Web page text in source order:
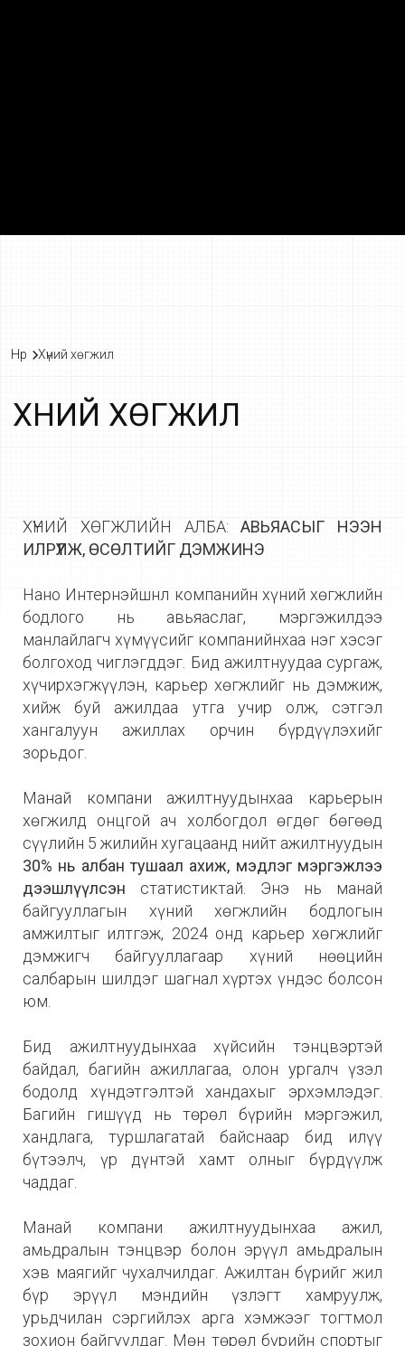
Нүүр Хүний хөгжил
ХНИЙ ХӨГЖИЛ
ХҮНИЙ ХӨГЖЛИЙН АЛБА:АВЬЯАСЫГ НЭЭН
ИЛРҮҮЛЖ, ӨСӨЛТИЙГ ДЭМЖИНЭ
Нано Интернэйшнл компанийн хүний хөгжлийн
бодлого нь авьяаслаг, мэргэжилдээ
манлайлагч хүмүүсийг компанийнхаа нэг хэсэг
болгоход чиглэгддэг. Бид ажилтнуудаа сургаж,
хүчирхэгжүүлэн, карьер хөгжлийг нь дэмжиж,
хийж буй ажилдаа утга учир олж, сэтгэл
хангалуун ажиллах орчин бүрдүүлэхийг
зорьдог.
Манай компани ажилтнуудынхаа карьерын
хөгжилд онцгой ач холбогдол өгдөг бөгөөд
сүүлийн 5 жилийн хугацаанд нийт ажилтнуудын
30% нь албан тушаал ахиж, мэдлэг мэргэжлээ
дээшлүүлсэн статистиктай. Энэ нь манай
байгууллагын хүний хөгжлийн бодлогын
амжилтыг илтгэж, 2024 онд карьер хөгжлийг
дэмжигч байгууллагаар хүний нөөцийн
салбарын шилдэг шагнал хүртэх үндэс болсон
юм.
Бид ажилтнуудынхаа хүйсийн тэнцвэртэй
байдал, багийн ажиллагаа, олон ургалч үзэл
бодолд хүндэтгэлтэй хандахыг эрхэмлэдэг.
Багийн гишүүд нь төрөл бүрийн мэргэжил,
хандлага, туршлагатай байснаар бид илүү
бүтээлч, үр дүнтэй хамт олныг бүрдүүлж
чаддаг.
Манай компани ажилтнуудынхаа ажил,
амьдралын тэнцвэр болон эрүүл амьдралын
хэв маягийг чухалчилдаг. Ажилтан бүрийг жил
бүр эрүүл мэндийн үзлэгт хамруулж,
урьдчилан сэргийлэх арга хэмжээг тогтмол
зохион байгуулдаг. Мөн төрөл бүрийн спортыг